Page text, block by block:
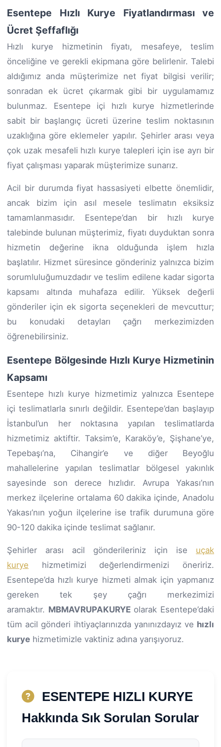
Esentepe Hızlı Kurye Fiyatlandırması ve
Ücret Şeffaflığı
Hızlı kurye hizmetinin fiyatı, mesafeye, teslim
önceliğine ve gerekli ekipmana göre belirlenir. Talebi
aldığımız anda müşterimize net fiyat bilgisi verilir;
sonradan ek ücret çıkarmak gibi bir uygulamamız
bulunmaz. Esentepe içi hızlı kurye hizmetlerinde
sabit bir başlangıç ücreti üzerine teslim noktasının
uzaklığına göre eklemeler yapılır. Şehirler arası veya
çok uzak mesafeli hızlı kurye talepleri için ise ayrı bir
fiyat çalışması yaparak müşterimize sunarız.
Acil bir durumda fiyat hassasiyeti elbette önemlidir,
ancak bizim için asıl mesele teslimatın eksiksiz
tamamlanmasıdır. Esentepe’dan bir hızlı kurye
talebinde bulunan müşterimiz, fiyatı duyduktan sonra
hizmetin değerine ikna olduğunda işlem hızla
başlatılır. Hizmet süresince gönderiniz yalnızca bizim
sorumluluğumuzdadır ve teslim edilene kadar sigorta
kapsamı altında muhafaza edilir. Yüksek değerli
gönderiler için ek sigorta seçenekleri de mevcuttur;
bu konudaki detayları çağrı merkezimizden
öğrenebilirsiniz.
Esentepe Bölgesinde Hızlı Kurye Hizmetinin
Kapsamı
Esentepe hızlı kurye hizmetimiz yalnızca Esentepe
içi teslimatlarla sınırlı değildir. Esentepe’dan başlayıp
İstanbul’un her noktasına yapılan teslimatlarda
hizmetimiz aktiftir. Taksim’e, Karaköy’e, Şişhane’ye,
Tepebaşı’na, Cihangir’e ve diğer Beyoğlu
mahallelerine yapılan teslimatlar bölgesel yakınlık
sayesinde son derece hızlıdır. Avrupa Yakası’nın
merkez ilçelerine ortalama 60 dakika içinde, Anadolu
Yakası’nın yoğun ilçelerine ise trafik durumuna göre
90-120 dakika içinde teslimat sağlanır.
Şehirler arası acil gönderileriniz için ise uçak
kurye hizmetimizi değerlendirmenizi öneririz.
Esentepe’da hızlı kurye hizmeti almak için yapmanız
gereken tek şey çağrı merkezimizi
aramaktır. MBMAVRUPAKURYEolarak Esentepe’daki
tüm acil gönderi ihtiyaçlarınızda yanınızdayız ve hızlı
kurye hizmetimizle vaktiniz adına yarışıyoruz.
ESENTEPE HIZLI KURYE
Hakkında Sık Sorulan Sorular